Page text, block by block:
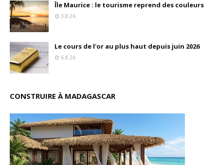
Île Maurice : le tourisme reprend des couleurs
3.8.26
Le cours de l'or au plus haut depuis juin 2026
6.8.26
CONSTRUIRE À MADAGASCAR